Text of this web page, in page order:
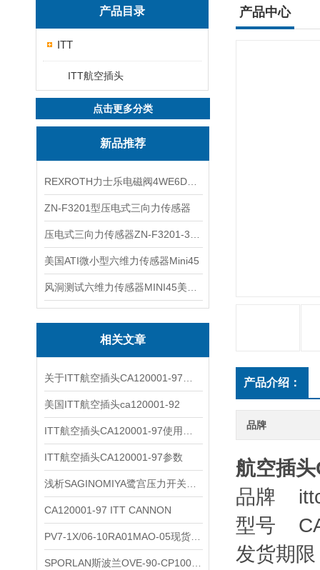
产品目录
ITT
ITT航空插头
点击更多分类
新品推荐
ZN-F3201型压电式三向力传感器
美国ATI微小型六维力传感器Mini45
相关文章
美国ITT航空插头ca120001-92
ITT航空插头CA120001-97参数
CA120001-97 ITT CANNON
产品中心
产品介绍：
品牌
航空插
品牌
型号
发货期